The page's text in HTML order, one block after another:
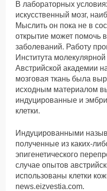
В лабораторных
искусственный мозг,
Мыслить он пока не в
открытие может помочь
заболеваний. Работу
Института
Австрийской академии
мозговая ткань была
исходным материалом
индуцированные и
клетки.
Индуцированными
полученные из каких-
эпигенетического
случае опытов
использованы клетки
news.еizvestia.com.